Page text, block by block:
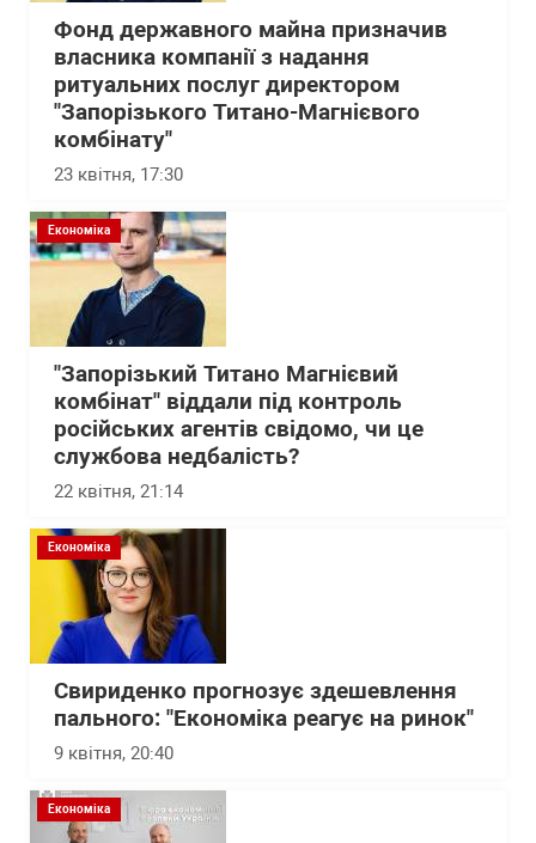
Фонд державного майна призначив
власника компанії з надання
ритуальних послуг директором
"Запорізького Титано-Магнієвого
комбінату"
23 квітня, 17:30
Економіка
"Запорізький Титано Магнієвий
комбінат" віддали під контроль
російських агентів свідомо, чи це
службова недбалість?
22 квітня, 21:14
Економіка
Свириденко прогнозує здешевлення
пального: "Економіка реагує на ринок"
9 квітня, 20:40
Економіка